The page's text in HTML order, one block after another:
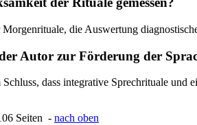
die Auswertung
Autor zur Förderung der
dass integrative Sprechrituale und
Seiten - nach oben